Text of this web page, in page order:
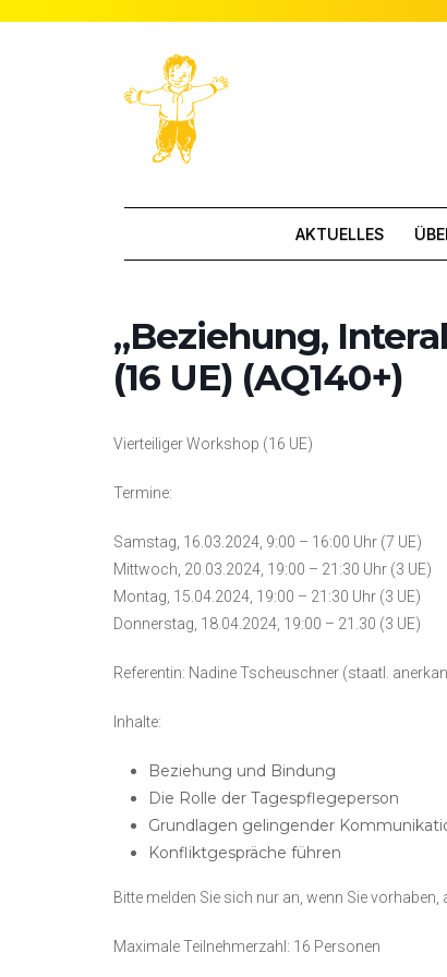
AKTUELLES
„Beziehung,
(16 UE) (AQ140+)
Vierteiliger Workshop (16 UE)
Termine:
Samstag, 16.03.2024, 9:00 – 16:00 Uhr (7 UE)
Mittwoch, 20.03.2024, 19:00 – 21:30 Uhr (3 UE)
Montag, 15.04.2024, 19:00 – 21:30 Uhr (3 UE)
Donnerstag, 18.04.2024, 19:00 – 21.30 (3 UE)
Referentin: Nadine Tscheuschner (staatl.
Inhalte:
Beziehung und Bindung
Die Rolle der Tagespflegeperson
Grundlagen gelingender
Konfliktgespräche führen
Bitte melden Sie sich nur an, wenn Sie vorhaben,
Maximale Teilnehmerzahl: 16 Personen